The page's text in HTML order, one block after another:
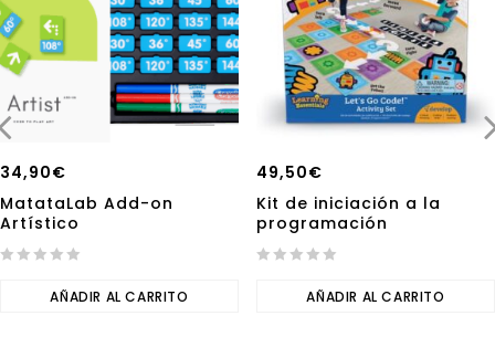
34,90€
MatataLab Add-on
Artístico
AÑADIR AL CARRITO
49,50€
Kit de iniciación a la
programación
AÑADIR AL CARRITO